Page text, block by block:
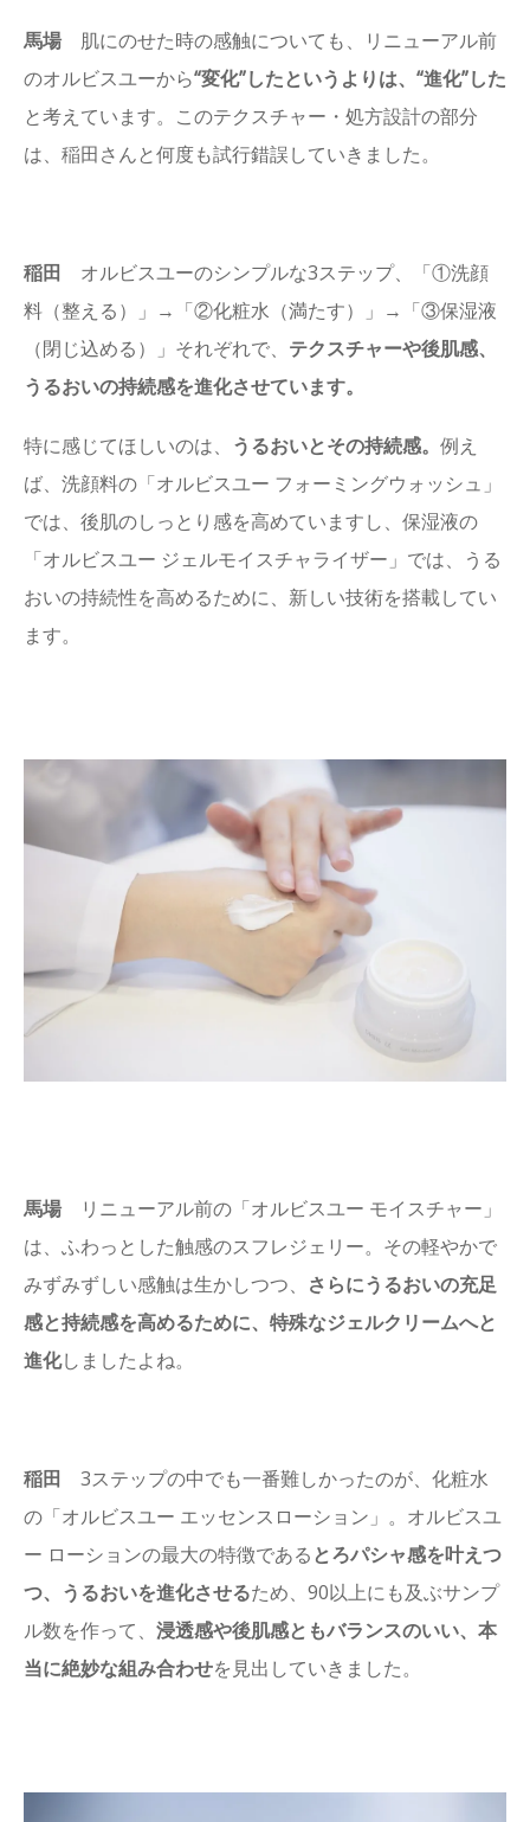
馬場 肌にのせた時の感触についても、リニューアル前
のオルビスユーから“変化”したというよりは、“進化”した
と考えています。このテクスチャー・処方設計の部分
は、稲田さんと何度も試行錯誤していきました。
稲田 オルビスユーのシンプルな3ステップ、「①洗顔
料（整える）」→「②化粧水（満たす）」→「③保湿液
（閉じ込める）」それぞれで、 テクスチャーや後肌感、
うるおいの持続感を進化させています。
特に感じてほしいのは、 うるおいとその持続感。 例え
ば、洗顔料の「オルビスユー フォーミングウォッシュ」
では、後肌のしっとり感を高めていますし、保湿液の
「オルビスユー ジェルモイスチャライザー」では、うる
おいの持続性を高めるために、新しい技術を搭載してい
ます。
馬場 リニューアル前の「オルビスユー モイスチャー」
は、ふわっとした触感のスフレジェリー。その軽やかで
みずみずしい感触は生かしつつ、 さらにうるおいの充足
感と持続感を高めるために、特殊なジェルクリームへと
進化しましたよね。
稲田 3ステップの中でも一番難しかったのが、化粧水
の「オルビスユー エッセンスローション」。オルビスユ
ー ローションの最大の特徴であるとろパシャ感を叶えつ
つ、うるおいを進化させるため、90以上にも及ぶサンプ
ル数を作って、 浸透感や後肌感ともバランスのいい、 本
当に絶妙な組み合わせを見出していきました。